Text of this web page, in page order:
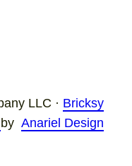
LLC · Bricksy
by Anariel Design